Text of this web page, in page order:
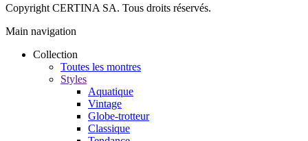
Copyright CERTINA SA. Tous droits réservés.
Main navigation
Collection
Toutes les montres
Styles
Aquatique
Vintage
Globe-trotteur
Classique